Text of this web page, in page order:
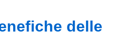
delle